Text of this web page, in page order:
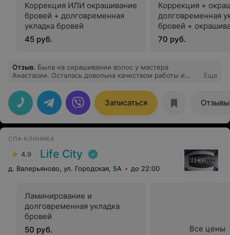
Коррекция ИЛИ окрашивание
бровей + долговременная
укладка бровей
45 руб.
Коррекция +
долговременная
бровей +
ресниц
70 руб.
Отзыв. Была на окрашивании волос у мастера
Анастасии. Осталась довольна качеством работы и
подобрать, очень милая девушка.
Еще
Записаться Отзывы
СПА-КЛИНИКА
4.9 Life City
д. Валерьяново, ул. Городская, 5А до 22:00
Ламинирование и
долговременная укладка
бровей
50 руб.
Все цены